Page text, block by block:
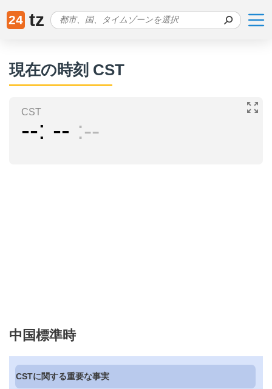
24 tz
現在の時刻 CST
CST
-- -- --
中国標準時
CSTに関する重要な事実